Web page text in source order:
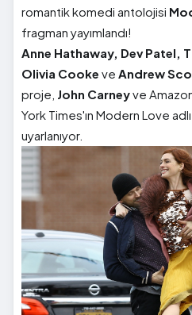
romantik komedi antolojisi
fragman yayımlandı!
Anne Hathaway, Dev Patel,
Olivia Cooke ve Andrew
proje, John Carneyve
York Times'ın Modern Love
uyarlanıyor.